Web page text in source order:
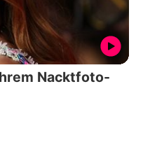
Nacktfoto-